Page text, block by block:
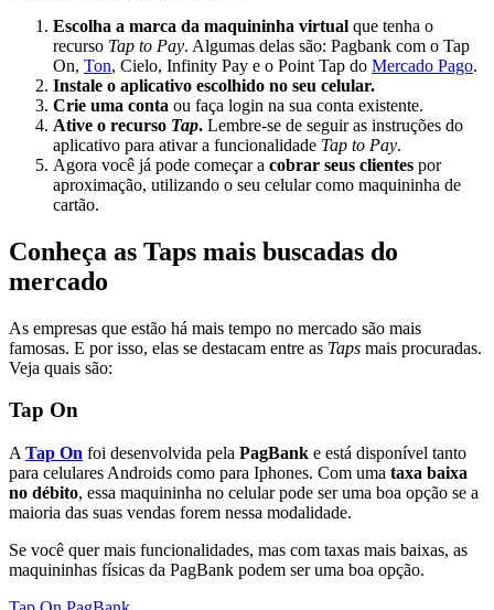
Escolha a marca da maquininha virtual que tenha o
recurso Tap to Pay. Algumas delas são: Pagbank com o Tap
On, Ton, Cielo, Infinity Pay e o Point Tap do Mercado Pago.
Instale o aplicativo escolhido no seu celular.
Crie uma conta ou faça login na sua conta existente.
Ative o recurso Tap. Lembre-se de seguir as instruções do
aplicativo para ativar a funcionalidade Tap to Pay.
Agora você já pode começar a cobrar seus clientes por
aproximação, utilizando o seu celular como maquininha de
cartão.
Conheça as Taps mais buscadas do
mercado
As empresas que estão há mais tempo no mercado são mais
famosas. E por isso, elas se destacam entre as Taps mais procuradas.
Veja quais são:
Tap On
A Tap On foi desenvolvida pela PagBank e está disponível tanto
para celulares Androids como para Iphones. Com uma taxa baixa
no débito, essa maquininha no celular pode ser uma boa opção se a
maioria das suas vendas forem nessa modalidade.
Se você quer mais funcionalidades, mas com taxas mais baixas, as
maquininhas físicas da PagBank podem ser uma boa opção.